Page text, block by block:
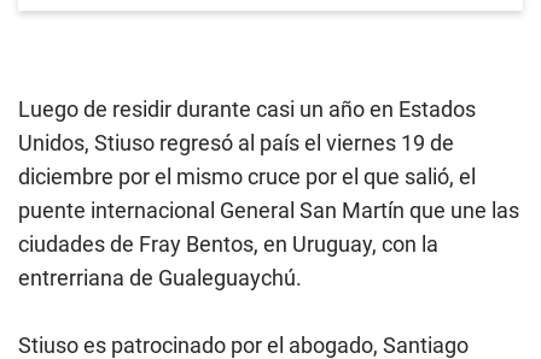
Luego de residir durante casi un año en Estados
Unidos, Stiuso regresó al país el viernes 19 de
diciembre por el mismo cruce por el que salió, el
puente internacional General San Martín que une las
ciudades de Fray Bentos, en Uruguay, con la
entrerriana de Gualeguaychú.
Stiuso es patrocinado por el abogado, Santiago